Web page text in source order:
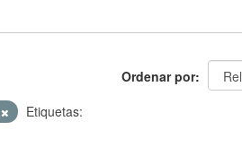
Ordenar por
Etiquetas: